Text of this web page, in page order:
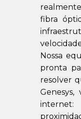
fibra
Nossa
pronta
resolver